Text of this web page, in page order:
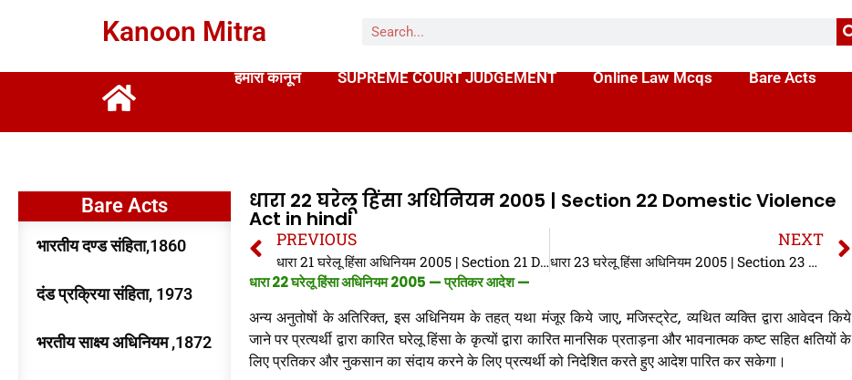
Kanoon Mitra
हमारा कानून SUPREME COURT JUDGEMENT Online Law Mcqs Bare Acts
Bare Acts
भारतीय दण्ड संहिता,1860
दंड प्रक्रिया संहिता, 1973
भरतीय साक्ष्य अधिनियम ,1872
धारा 22 घरेलू हिंसा अधिनियम 2005 | Section 22 Domestic Violence
Act in hindi
PREVIOUS
धारा 21 घरेलू हिंसा अधिनियम 2005 | Section 21 Domestic Violence Act in hindi
NEXT
धारा 23 घरेलू हिंसा अधिनियम 2005 | Section 23 Domestic Violence Act in hindi
धारा 22 घरेलू हिंसा अधिनियम 2005 —प्रतिकर आदेश —
अन्य अनुतोषों केअतिरिक्त, इस अधिनियम के तहत् यथा मंजूर किये जाए, मजिस्ट्रेट, व्यथित व्यक्ति द्वारा आवेदन किये
जाने पर प्रत्यर्थी द्वारा कारित घरेलू हिंसा के कृत्यों द्वारा कारित मानसिक प्रताड़ना और भावनात्मक कष्ट सहित क्षतियों के
लिए प्रतिकर और नुकसान का संदाय करने के लिए प्रत्यर्थी को निदेशित करते हुए आदेश पारित कर सकेगा।